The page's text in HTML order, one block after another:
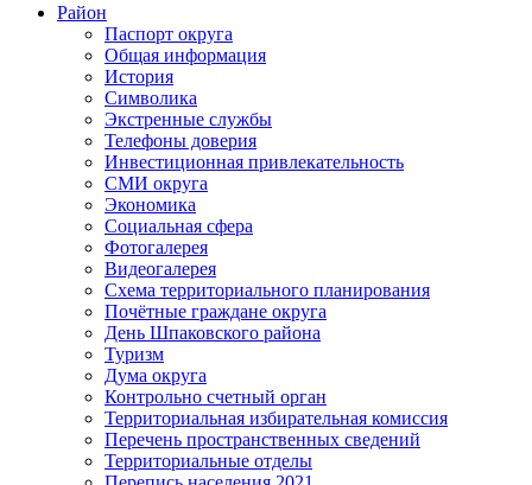
Район
Паспорт округа
Общая информация
История
Символика
Экстренные службы
Телефоны доверия
Инвестиционная привлекательность
СМИ округа
Экономика
Социальная сфера
Фотогалерея
Видеогалерея
Схема территориального планирования
Почётные граждане округа
День Шпаковского района
Туризм
Дума округа
Контрольно счетный орган
Территориальная избирательная комиссия
Перечень пространственных сведений
Территориальные отделы